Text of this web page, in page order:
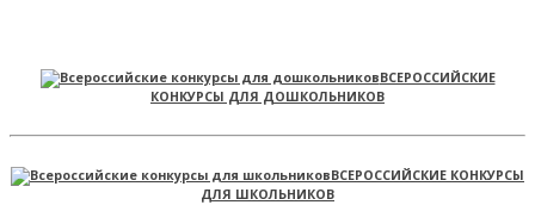
ВСЕРОССИЙСКИЕ
КОНКУРСЫ ДЛЯ ДОШКОЛЬНИКОВ
ВСЕРОССИЙСКИЕ КОНКУРСЫ
ДЛЯ ШКОЛЬНИКОВ